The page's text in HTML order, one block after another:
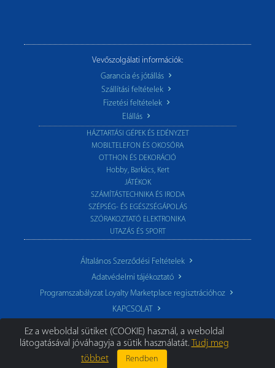
Vevőszolgálati információk:
Garancia és jótállás
Szállítási feltételek
Fizetési feltételek
Elállás
HÁZTARTÁSI GÉPEK ÉS EDÉNYZET
MOBILTELEFON ÉS OKOSÓRA
OTTHON ÉS DEKORÁCIÓ
Hobby, Barkács, Kert
JÁTÉKOK
SZÁMÍTÁSTECHNIKA ÉS IRODA
SZÉPSÉG- ÉS EGÉSZSÉGÁPOLÁS
SZÓRAKOZTATÓ ELEKTRONIKA
UTAZÁS ÉS SPORT
Általános Szerződési Feltételek
Adatvédelmi tájékoztató
Programszabályzat Loyalty Marketplace regisztrációhoz
KAPCSOLAT
© 2026 TechoStore.hu|Minden jog fenntartva.
Ez a weboldal sütiket (COOKIE) használ, a weboldal
látogatásával jóváhagyja a sütik használatát.
Tudj meg
többet
Rendben